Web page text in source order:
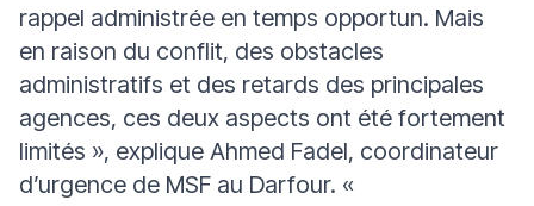
rappel administrée en temps opportun. Mais
en raison du conflit, des obstacles
administratifs et des retards des principales
agences, ces deux aspects ont été fortement
limités », explique Ahmed Fadel, coordinateur
d’urgence de MSF au Darfour. «